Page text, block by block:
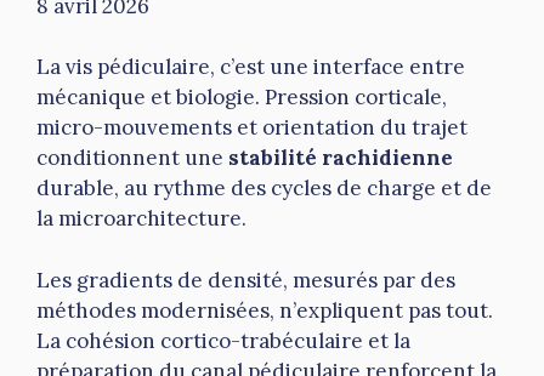
8 avril 2026
La vis pédiculaire, c’est une interface entre
mécanique et biologie. Pression corticale,
micro-mouvements et orientation du trajet
conditionnent une stabilité rachidienne
durable, au rythme des cycles de charge et de
la microarchitecture.
Les gradients de densité, mesurés par des
méthodes modernisées, n’expliquent pas tout.
La cohésion cortico-trabéculaire et la